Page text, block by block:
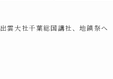
出雲大社千葉総国講社、地鎮祭へ